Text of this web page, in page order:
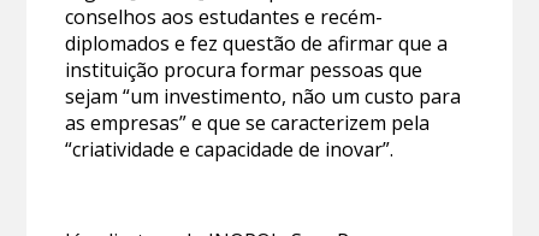
conselhos aos estudantes e recém-
diplomados e fez questão de afirmar que a
instituição procura formar pessoas que
sejam “um investimento, não um custo para
as empresas” e que se caracterizem pela
“criatividade e capacidade de inovar”.